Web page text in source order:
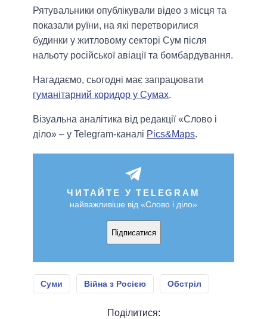
Рятувальники опублікували відео з місця та
показали руїни, на які перетворилися
будинки у житловому секторі Сум після
нальоту російської авіації та бомбардування.
Нагадаємо, сьогодні має запрацювати
гуманітарний коридор у Сумах.
Візуальна аналітика від редакції «Слово і
діло» – у Telegram-каналі Pics&Maps.
ЧИТАЙТЕ У TELEGRAM
найважливіше від «Слово і діло»
Підписатися
Суми Війна з Росією Обстріл
Поділитися: